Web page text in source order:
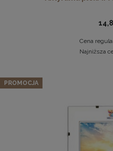
DO
Zestaw 3 szt. antyram
Cena
Najniższa
DO
Cena
Najniższa
PROMOCJA